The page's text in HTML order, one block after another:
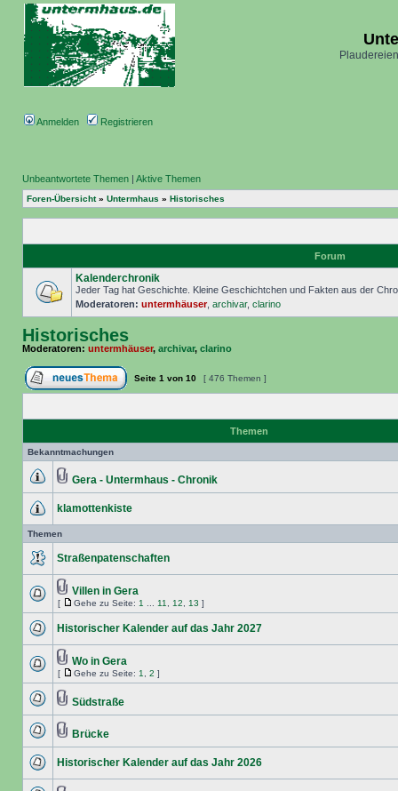
Anmelden Registrieren
Unbeantwortete Themen | Aktive Themen
Foren-Übersicht» Untermhaus » Historisches
Forum
Kalenderchronik
Jeder Tag hat Geschichte. Kleine Geschichtchen und Fakten aus der
Moderatoren: untermhäuser, archivar, clarino
Historisches
Moderatoren: untermhäuser, archivar, clarino
Seite 1 von 10 [ 476 Themen ]
Themen
Bekanntmachungen
Gera - Untermhaus - Chronik
klamottenkiste
Themen
Straßenpatenschaften
Villen in Gera
[ Gehe zu Seite: 1 11 12 13 ]
Historischer Kalender auf das Jahr 2027
Wo in Gera
[ Gehe zu Seite: 1 2 ]
Südstraße
Brücke
Historischer Kalender auf das Jahr 2026